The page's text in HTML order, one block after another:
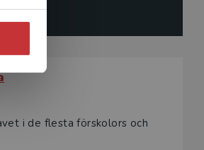
i de flesta förskolors och